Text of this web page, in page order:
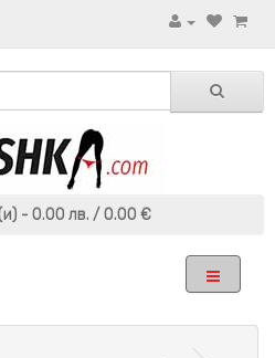
- 0.00 лв. / 0.00 €